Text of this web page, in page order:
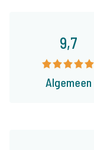
9,7
Algemeen